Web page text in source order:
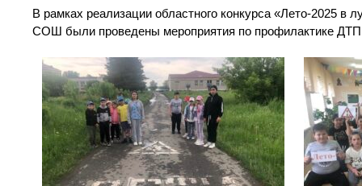
В рамках реализации областного конкурса «Лето-2025
СОШ были проведены мероприятия по профилактике